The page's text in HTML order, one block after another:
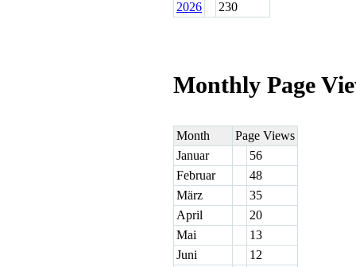
2026 230
Monthly Page
Month
Page Views
Januar
56
Februar
48
März
35
April
20
Mai
13
Juni
12